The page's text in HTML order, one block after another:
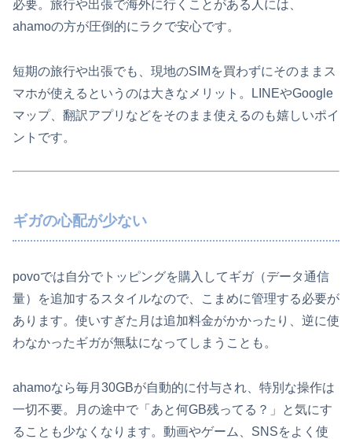
必要。旅行や出張で海外に行くことがある人には、
ahamoの方が圧倒的にラクで安心です。
短期の旅行や出張でも、現地のSIMを買わずにそのままス
マホが使えるというのは大きなメリット。LINEやGoogle
マップ、翻訳アプリなどをそのまま使えるのも嬉しいポイ
ントです。
ギガの心配が少ない
povoでは自分でトッピングを購入してギガ（データ通信
量）を追加するスタイルなので、こまめに管理する必要が
あります。使いすぎた月は追加料金がかかったり、逆に使
わなかったギガが無駄になってしまうことも。
ahamoなら毎月30GBが自動的に付与され、特別な操作は
一切不要。月の途中で「あと何GB残ってる？」と気にす
ることも少なくなります。動画やゲーム、SNSをよく使